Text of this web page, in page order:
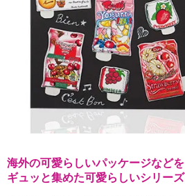
海外の可愛らしいパッケージなどを
ギュッと集めた可愛らしいシリーズ